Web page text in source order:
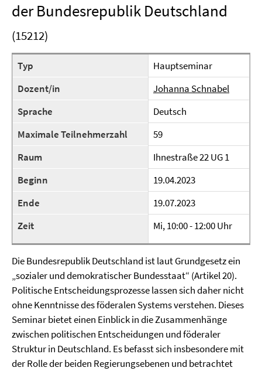
der Bundesrepublik Deutschland
(15212)
Typ
Hauptseminar
Dozent/in
Johanna Schnabel
Sprache
Deutsch
Maximale Teilnehmerzahl
59
Raum
Ihnestraße 22 UG 1
Beginn
19.04.2023
Ende
19.07.2023
Zeit
Mi, 10:00 - 12:00 Uhr
Die Bundesrepublik Deutschland ist laut Grundgesetz ein
„sozialer und demokratischer Bundesstaat“ (Artikel 20).
Politische Entscheidungsprozesse lassen sich daher nicht
ohne Kenntnisse des föderalen Systems verstehen. Dieses
Seminar bietet einen Einblick in die Zusammenhänge
zwischen politischen Entscheidungen und föderaler
Struktur in Deutschland. Es befasst sich insbesondere mit
der Rolle der beiden Regierungsebenen und betrachtet